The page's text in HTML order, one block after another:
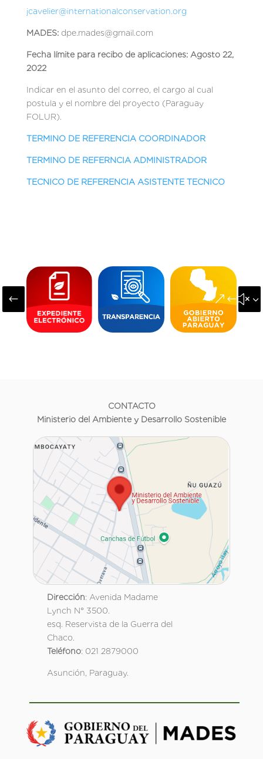
jcavelier@internationalconservation.org
MADES: dpe.mades@gmail.com
Fecha límite para recibo de aplicaciones: Agosto 22,
2022
Indicar en el asunto del correo, el cargo al cual
postula y el nombre del proyecto (Paraguay
FOLUR).
TERMINO DE REFERENCIA COORDINADOR
TERMINO DE REFERNCIA ADMINISTRADOR
TECNICO DE REFERENCIA ASISTENTE TECNICO
#
CONTACTO
Ministerio del Ambiente y Desarrollo Sostenible
Dirección: Avenida Madame
Lynch N° 3500.
esq. Reservista de la Guerra del
Chaco.
Teléfono: 021 2879000
Asunción, Paraguay.